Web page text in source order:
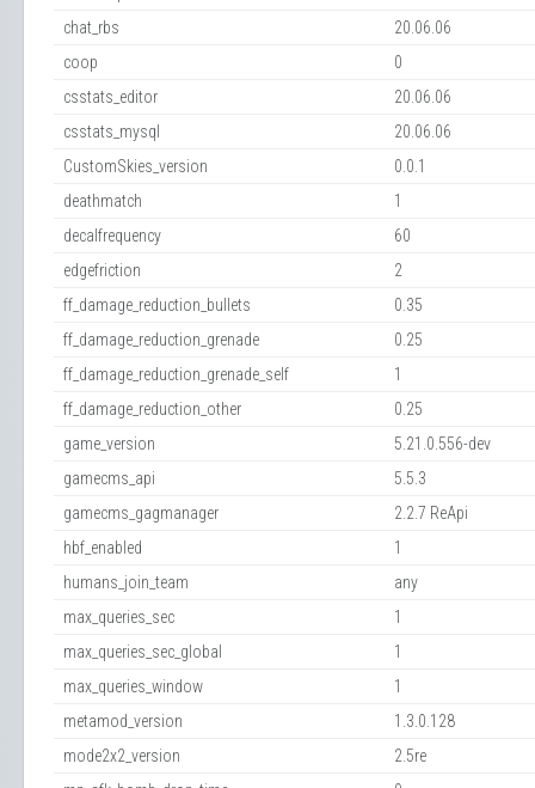
chat_rbs
20.06.06
coop
0
csstats_editor
20.06.06
csstats_mysql
20.06.06
CustomSkies_version
0.0.1
deathmatch
1
decalfrequency
60
edgefriction
2
ff_damage_reduction_bullets
0.35
ff_damage_reduction_grenade
0.25
ff_damage_reduction_grenade_self
1
ff_damage_reduction_other
0.25
game_version
5.21.0.556-dev
gamecms_api
5.5.3
gamecms_gagmanager
2.2.7 ReApi
hbf_enabled
1
humans_join_team
any
max_queries_sec
1
max_queries_sec_global
1
max_queries_window
1
metamod_version
1.3.0.128
mode2x2_version
2.5re